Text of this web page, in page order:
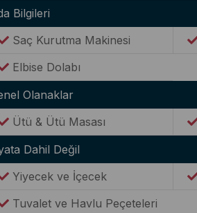
Bilgileri
Saç Kurutma Makinesi
Elbise Dolabı
Olanaklar
Ütü & Ütü Masası
Dahil Değil
Yiyecek ve İçecek
Tuvalet ve Havlu Peçeteleri